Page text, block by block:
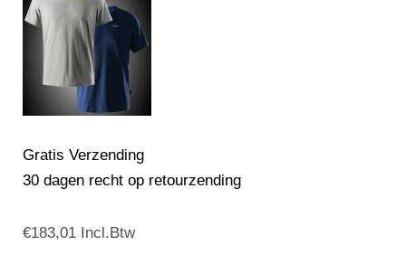
Gratis Verzending
30 dagen recht op retourzending
€183,01 Incl.Btw
Snickers